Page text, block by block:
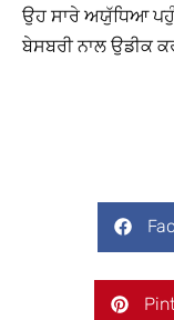
ਉਹ ਸਾਰੇ ਅਯੁੱਧਿਆ
ਬੇਸਬਰੀ ਨਾਲ ਉਡੀਕ